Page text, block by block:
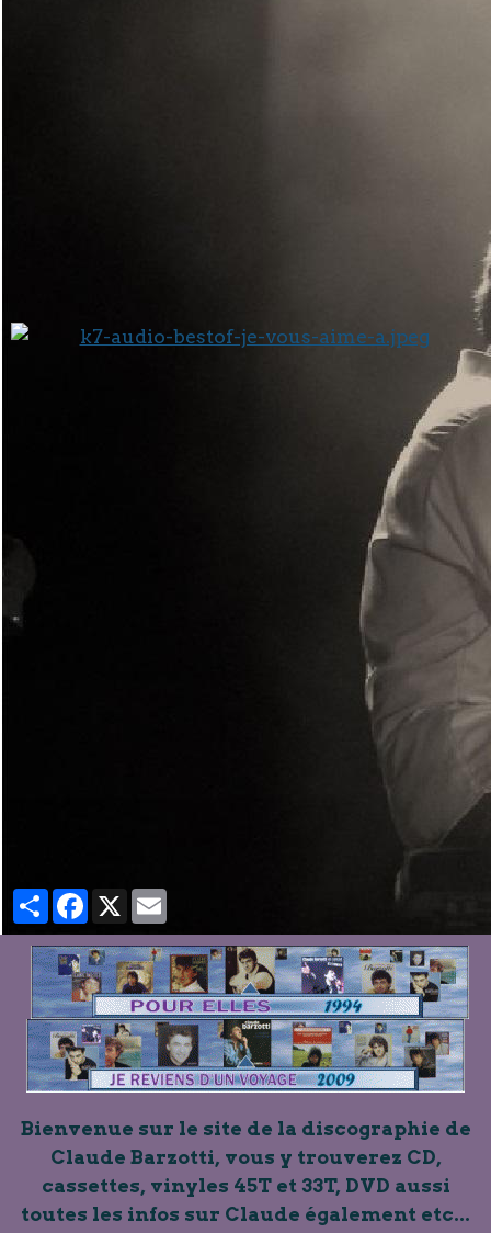
PartagerFacebook
X
Bienvenue sur le site de la discographie de
Claude Barzotti, vous y trouverez CD,
cassettes, vinyles 45T et 33T, DVD aussi
toutes les infos sur Claude également etc...